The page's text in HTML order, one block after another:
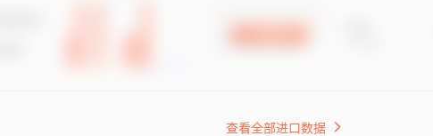
查看全部进口数据